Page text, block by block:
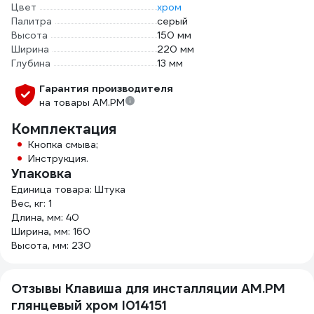
Цвет
хром
Палитра
серый
Высота
150 мм
Ширина
220 мм
Глубина
13 мм
Гарантия производителя
на товары AM.PM
Комплектация
Кнопка смыва;
Инструкция.
Упаковка
Единица товара: Штука
Вес, кг: 1
Длина, мм: 40
Ширина, мм: 160
Высота, мм: 230
Отзывы Клавиша для инсталляции AM.PM
глянцевый хром I014151